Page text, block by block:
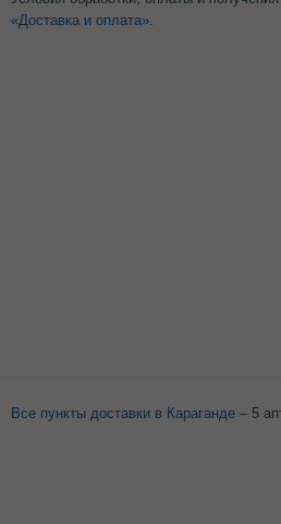
«Доставка и оплата»
Все пункты доставки в Караганде – 5